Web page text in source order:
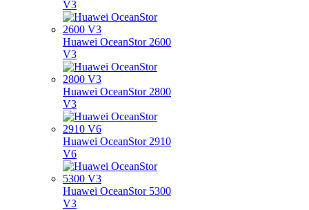
V3
Huawei OceanStor 2600
V3
Huawei OceanStor 2800
V3
Huawei OceanStor 2910
V6
Huawei OceanStor 5300
V3